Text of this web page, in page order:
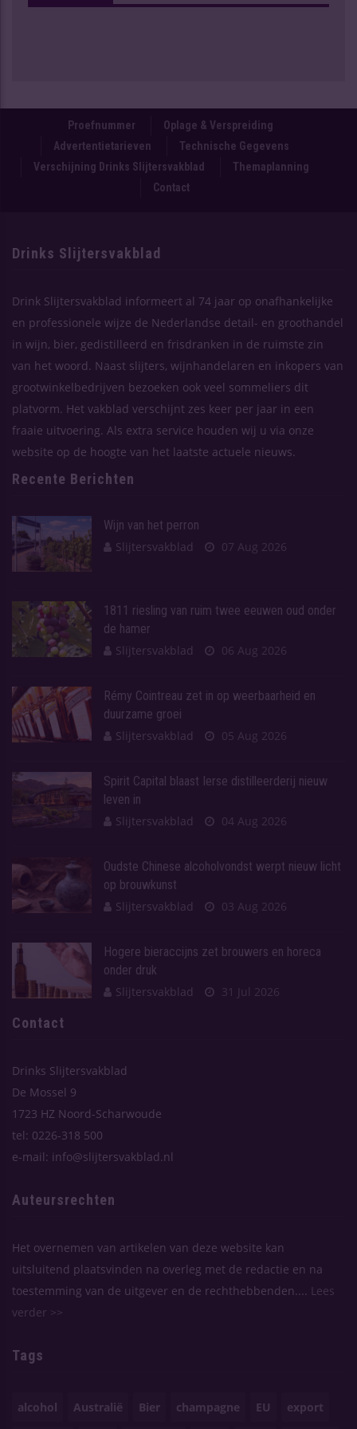
Proefnummer
Oplage & Verspreiding
Advertentietarieven
Technische Gegevens
Verschijning Drinks Slijtersvakblad
Themaplanning
Contact
Drinks Slijtersvakblad
Drink Slijtersvakblad informeert al 74 jaar op onafhankelijke
en professionele wijze de Nederlandse detail- en groothandel
in wijn, bier, gedistilleerd en frisdranken in de ruimste zin
van het woord. Naast slijters, wijnhandelaren en inkopers van
grootwinkelbedrijven bezoeken ook veel sommeliers dit
platvorm. Het vakblad verschijnt zes keer per jaar in een
fraaie uitvoering. Als extra service houden wij u via onze
website op de hoogte van het laatste actuele nieuws.
Recente Berichten
Wijn van het perron
Slijtersvakblad
07 Aug 2026
1811 riesling van ruim twee eeuwen oud onder
de hamer
Slijtersvakblad
06 Aug 2026
Rémy Cointreau zet in op weerbaarheid en
duurzame groei
Slijtersvakblad
05 Aug 2026
Spirit Capital blaast Ierse distilleerderij nieuw
leven in
Slijtersvakblad
04 Aug 2026
Oudste Chinese alcoholvondst werpt nieuw licht
op brouwkunst
Slijtersvakblad
03 Aug 2026
Hogere bieraccijns zet brouwers en horeca
onder druk
Slijtersvakblad
31 Jul 2026
Contact
Drinks Slijtersvakblad
De Mossel 9
1723 HZ Noord-Scharwoude
tel: 0226-318 500
e-mail: info@slijtersvakblad.nl
Auteursrechten
Het overnemen van artikelen van deze website kan
uitsluitend plaatsvinden na overleg met de redactie en na
toestemming van de uitgever en de rechthebbenden.... Lees
verder >>
Tags
alcohol Australië Bier champagne EU export